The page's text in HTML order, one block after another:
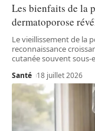
Les bienfaits de la
dermatoporose
Le vieillissement de la
reconnaissance
cutanée souvent sous-
Santé 18 juillet 2026